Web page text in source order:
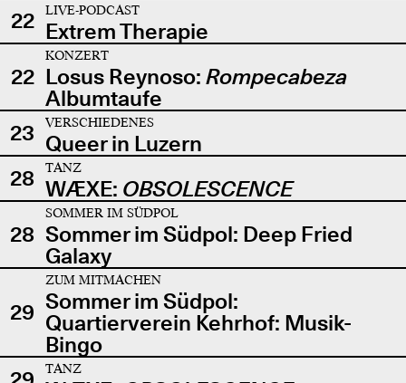
22
LIVE-PODCAST
Extrem Therapie
22
KONZERT
Losus Reynoso: Rompecabeza
Albumtaufe
23
VERSCHIEDENES
Queer in Luzern
28
TANZ
WÆXE: OBSOLESCENCE
28
SOMMER IM SÜDPOL
Sommer im Südpol: Deep Fried
Galaxy
29
ZUM MITMACHEN
Sommer im Südpol:
Quartierverein Kehrhof: Musik-
Bingo
TANZ